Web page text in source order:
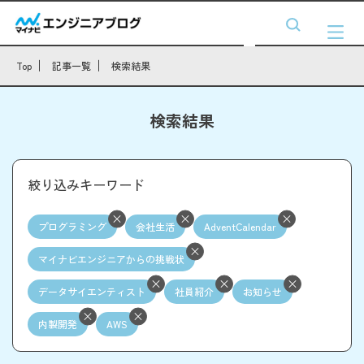
Top 記事一覧 検索結果
検索結果
絞り込みキーワード
プログラミング 会社生活 AdventCalendar
マイナビエンジニアからの挑戦状
データサイエンティスト 社員紹介 お知らせ
内製開発 AWS